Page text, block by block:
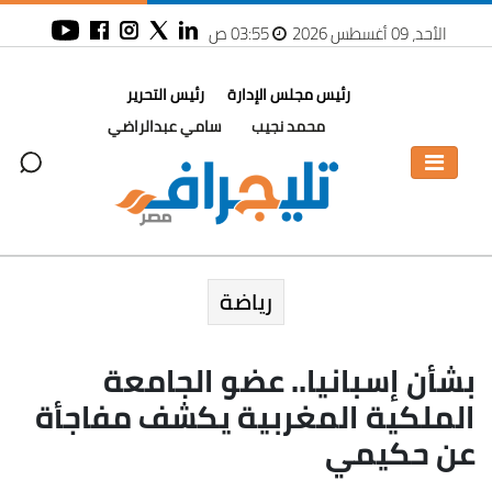
الأحد، 09 أغسطس 2026 03:55 ص
رئيس مجلس الإدارة
محمد نجيب
رئيس التحرير
سامي عبدالراضي
رياضة
بشأن إسبانيا.. عضو الجامعة
الملكية المغربية يكشف مفاجأة
عن حكيمي